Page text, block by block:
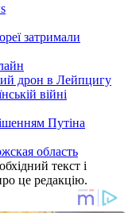
затримали
дрон в Лейпцигу
війні
Путіна
область
текст і
це редакцію.